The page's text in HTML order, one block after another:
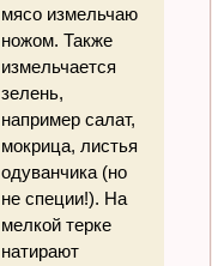
мясо измельчаю
ножом. Также
измельчается
зелень,
например салат,
мокрица, листья
одуванчика (но
не специи!). На
мелкой терке
натирают